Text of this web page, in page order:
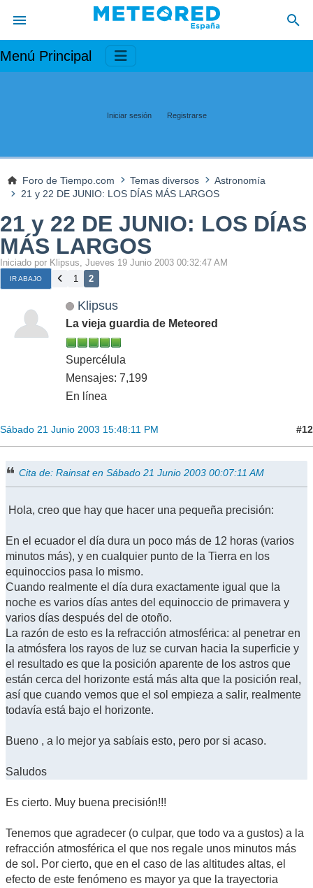
Menú Principal
Iniciar sesión Registrarse
Foro de Tiempo.com Temas diversos
Astronomía
21 y 22 DE JUNIO: LOS DÍAS MÁS LARGOS
21 y 22 DE JUNIO: LOS DÍAS
MÁS LARGOS
Iniciado por Klipsus, Jueves 19 Junio 2003 00:32:47 AM
IR ABAJO 1 2
Klipsus
La vieja guardia de Meteored
Supercélula
Mensajes: 7,199
En línea
Sábado 21 Junio 2003 15:48:11 PM #12
Cita de: Rainsat en Sábado 21 Junio 2003 00:07:11 AM
Hola, creo que hay que hacer una pequeña precisión:
En el ecuador el día dura un poco más de 12 horas (varios
minutos más), y en cualquier punto de la Tierra en los
equinoccios pasa lo mismo.
Cuando realmente el día dura exactamente igual que la
noche es varios días antes del equinoccio de primavera y
varios días después del de otoño.
La razón de esto es la refracción atmosférica: al penetrar en
la atmósfera los rayos de luz se curvan hacia la superficie y
el resultado es que la posición aparente de los astros que
están cerca del horizonte está más alta que la posición real,
así que cuando vemos que el sol empieza a salir, realmente
todavía está bajo el horizonte.
Bueno , a lo mejor ya sabíais esto, pero por si acaso.
Saludos
Es cierto. Muy buena precisión!!!
Tenemos que agradecer (o culpar, que todo va a gustos) a la
refracción atmosférica el que nos regale unos minutos más
de sol. Por cierto, que en el caso de las altitudes altas, el
efecto de este fenómeno es mayor ya que la trayectoria